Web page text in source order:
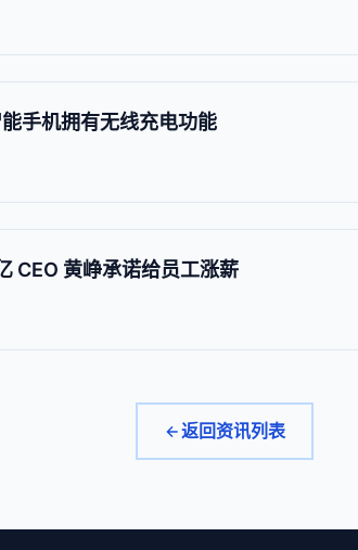
手机拥有无线充电功能
CEO 黄峥承诺给员工涨薪
返回资讯列表